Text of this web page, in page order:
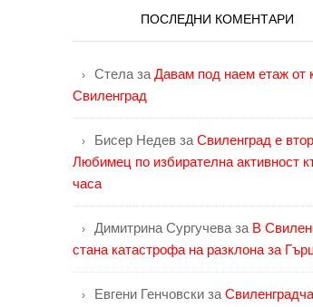
ПОСЛЕДНИ КОМЕНТАРИ
Стела за Давам под наем етаж от
Свиленград
Бисер Недев за Свиленград е
Любимец по избирателна активност
часа
Димитрина Сургучева за В
стана катастрофа на разклона за
Евгени Генчовски за